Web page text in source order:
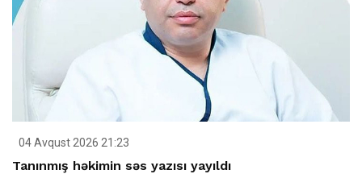
04 Avqust 2026 21:23
Tanınmış həkimin səs yazısı yayıldı